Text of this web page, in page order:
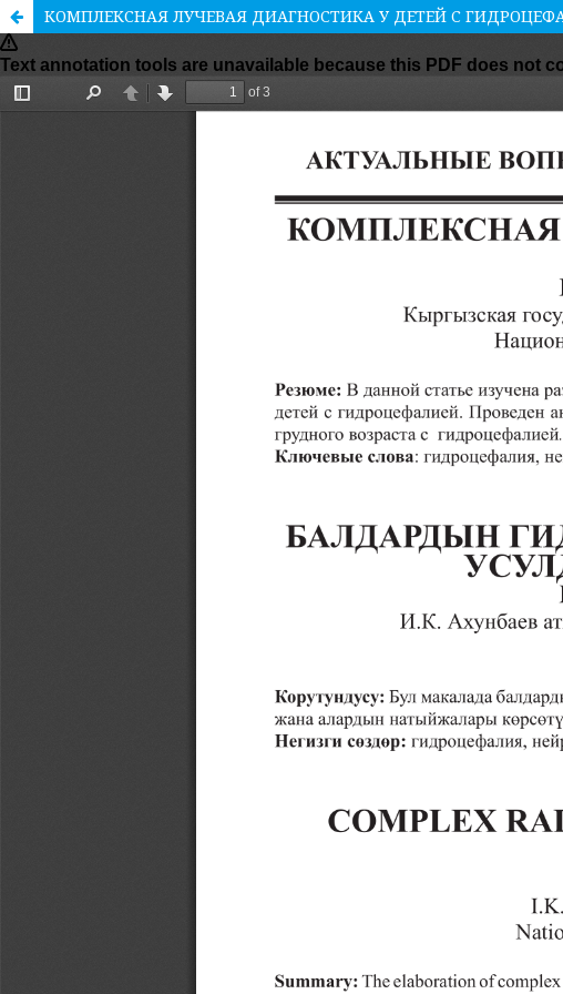
КОМПЛЕКСНАЯ ЛУЧЕВАЯ ДИАГНОСТИКА У ДЕТЕЙ C